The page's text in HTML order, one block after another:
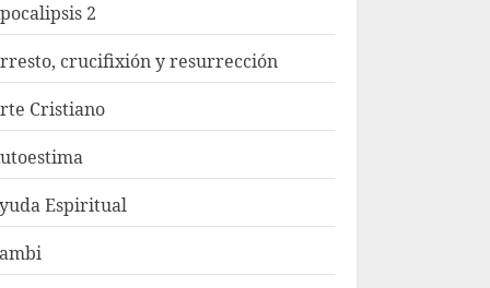
2
crucifixión y resurrección
Cristiano
Espiritual